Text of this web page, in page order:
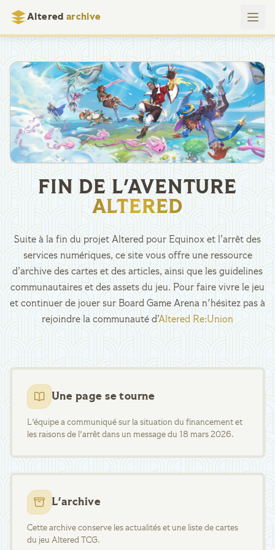
Altered archive
FIN DE L'AVENTURE
ALTERED
Suite à la fin du projet Altered pour Equinox et l’arrêt des
services numériques, ce site vous offre une ressource
d’archive des cartes et des articles, ainsi que les guidelines
communautaires et des assets du jeu. Pour faire vivre le jeu
et continuer de jouer sur Board Game Arena n'hésitez pas à
rejoindre la communauté d’Altered Re:Union
Une page se tourne
L'équipe a communiqué sur la situation du financement et
les raisons de l'arrêt dans un message du 18 mars 2026.
L'archive
Cette archive conserve les actualités et une liste de cartes
du jeu Altered TCG.